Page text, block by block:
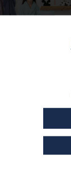
Infantil de coral fleece
6 a 8 años - Jean Cartier